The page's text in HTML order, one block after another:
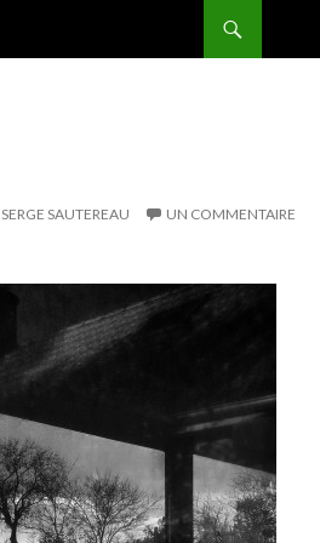
SERGE SAUTEREAU UN COMMENTAIRE